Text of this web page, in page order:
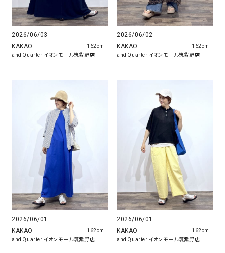
2026/06/03
KAKAO
and Quarter イオンモール筑紫野店
162cm
2026/06/02
KAKAO
and Quarter イオンモール筑紫野店
162cm
2026/06/01
KAKAO
and Quarter イオンモール筑紫野店
162cm
2026/06/01
KAKAO
and Quarter イオンモール筑紫野店
162cm